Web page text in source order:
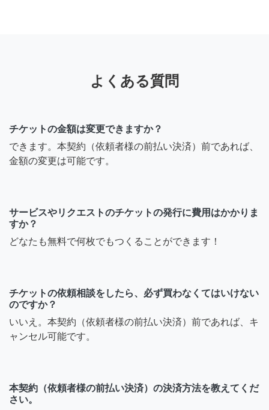
よくある質問
チケットの金額は変更できますか？
できます。本契約（依頼者様の前払い決済）前であれば、
金額の変更は可能です。
サービスやリクエストのチケットの発行に費用はかかりま
すか？
どなたも無料で何枚でもつくることができます！
チケットの依頼相談をしたら、必ず買わなくてはいけない
のですか？
いいえ。本契約（依頼者様の前払い決済）前であれば、キ
ャンセル可能です。
本契約（依頼者様の前払い決済）の決済方法を教えてくだ
さい。